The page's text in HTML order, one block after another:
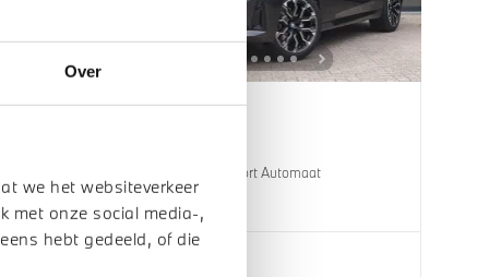
Over
we het websiteverkeer
met onze social media-,
hebt gedeeld, of die
30e xDrive M Sport Automaat
2026